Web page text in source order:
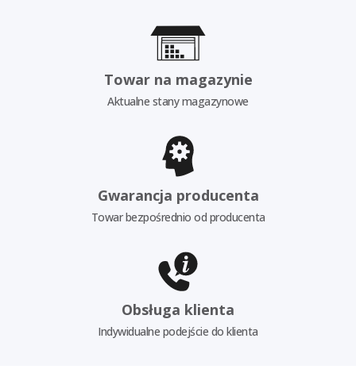
Towar na magazynie
Aktualne stany magazynowe
Gwarancja producenta
Towar bezpośrednio od producenta
Obsługa klienta
Indywidualne podejście do klienta